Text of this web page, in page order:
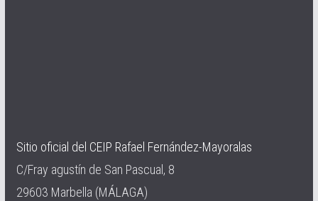
Sitio oficial del CEIP Rafael Fernández-Mayoralas
C/Fray agustín de San Pascual, 8
29603 Marbella (MÁLAGA)